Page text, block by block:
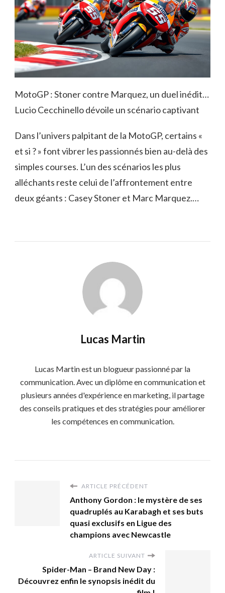
MotoGP : Stoner contre Marquez, un duel inédit…
Lucio Cecchinello dévoile un scénario captivant
Dans l’univers palpitant de la MotoGP, certains «
et si ? » font vibrer les passionnés bien au-delà des
simples courses. L’un des scénarios les plus
alléchants reste celui de l’affrontement entre
deux géants : Casey Stoner et Marc Marquez.…
Lucas Martin
Lucas Martin est un blogueur passionné par la
communication. Avec un diplôme en communication et
plusieurs années d'expérience en marketing, il partage
des conseils pratiques et des stratégies pour améliorer
les compétences en communication.
ARTICLE PRÉCÉDENT
Anthony Gordon : le mystère de ses
quadruplés au Karabagh et ses buts
quasi exclusifs en Ligue des
champions avec Newcastle
ARTICLE SUIVANT
Spider-Man – Brand New Day :
Découvrez enfin le synopsis inédit du